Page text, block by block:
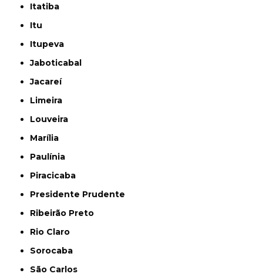
Itatiba
Itu
Itupeva
Jaboticabal
Jacareí
Limeira
Louveira
Marília
Paulínia
Piracicaba
Presidente Prudente
Ribeirão Preto
Rio Claro
Sorocaba
São Carlos